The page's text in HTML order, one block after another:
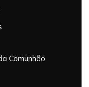
Comunhão